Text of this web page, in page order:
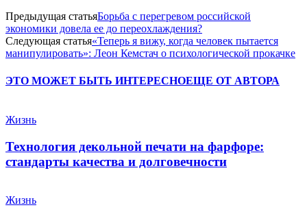
Предыдущая статьяБорьба с перегревом российской
экономики довела ее до переохлаждения?
Следующая статья«Теперь я вижу, когда человек пытается
манипулировать»: Леон Кемстач о психологической прокачке
ЭТО МОЖЕТ БЫТЬ ИНТЕРЕСНОЕЩЕ ОТ АВТОРА
Жизнь
Технология декольной печати на фарфоре:
стандарты качества и долговечности
Жизнь